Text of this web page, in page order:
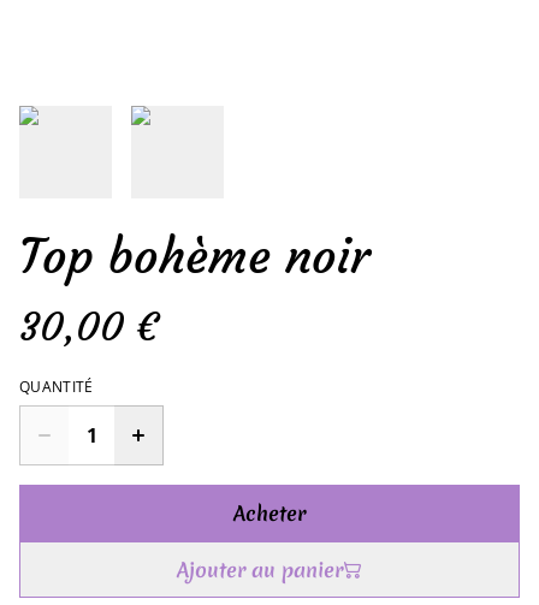
Top bohème noir
30,00 €
QUANTITÉ
Acheter
Ajouter au panier